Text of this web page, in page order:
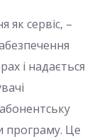
як сервіс, –
і надається
програму. Це